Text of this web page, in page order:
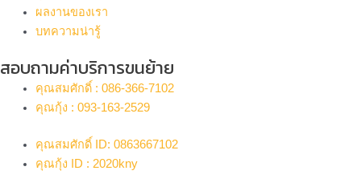
ผลงานของเรา
บทความน่ารู้
สอบถามค่าบริการขนย้าย
คุณสมศักดิ์ : 086-366-7102
คุณกุ้ง : 093-163-2529
คุณสมศักดิ์ ID: 0863667102
คุณกุ้ง ID : 2020kny